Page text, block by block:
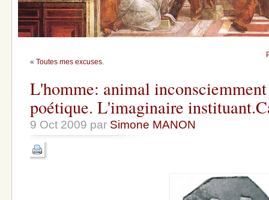
« Toutes mes excuses.
L'homme: animal
poétique. L'imaginaire
9 Oct 2009 par Simone MANON